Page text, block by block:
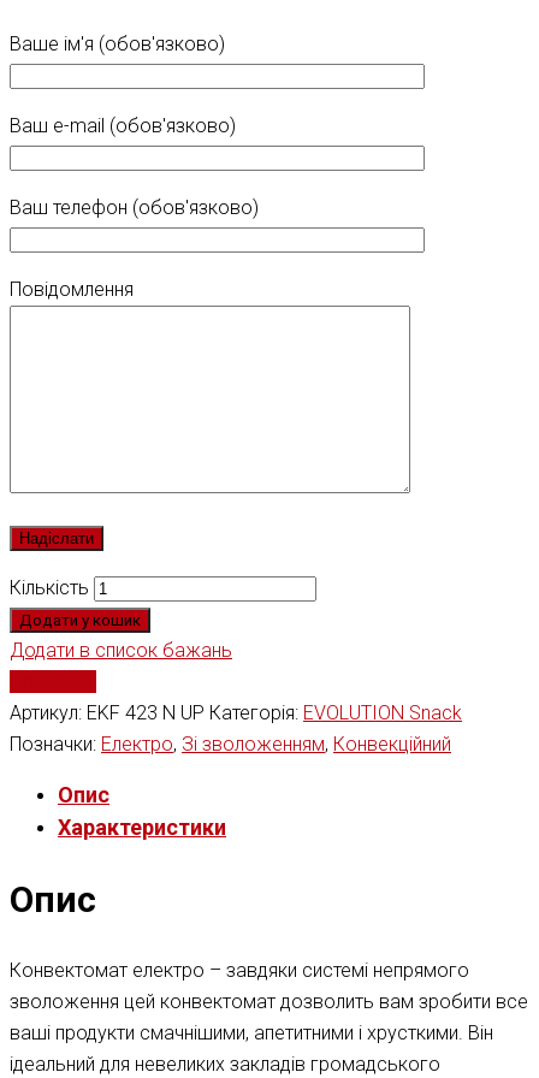
Ваше ім'я (обов'язково)
Ваш e-mail (обов'язково)
Ваш телефон (обов'язково)
Повідомлення
Кількість
Додати у кошик
Додати в список бажань
Артикул: EKF 423 N UP Категорія: EVOLUTION Snack
Позначки: Електро, Зі зволоженням, Конвекційний
Опис
Характеристики
Опис
Конвектомат електро – завдяки системі непрямого
зволоження цей конвектомат дозволить вам зробити все
ваші продукти смачнішими, апетитними і хрусткими. Він
ідеальний для невеликих закладів громадського